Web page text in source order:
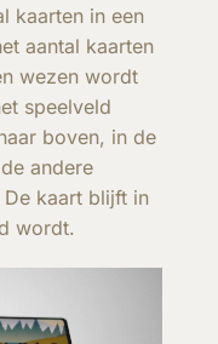
kaarten in een
aantal kaarten
wezen wordt
speelveld
boven, in de
andere
kaart blijft in
wordt.